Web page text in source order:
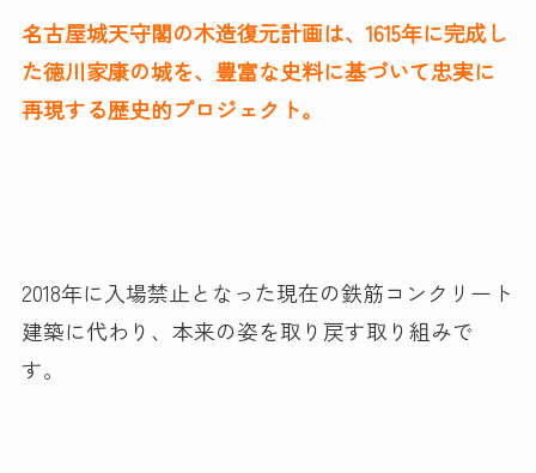
名古屋城天守閣の木造復元計画は、1615年に完成し
た徳川家康の城を、豊富な史料に基づいて忠実に
再現する歴史的プロジェクト。
2018年に入場禁止となった現在の鉄筋コンクリート
建築に代わり、本来の姿を取り戻す取り組みで
す。